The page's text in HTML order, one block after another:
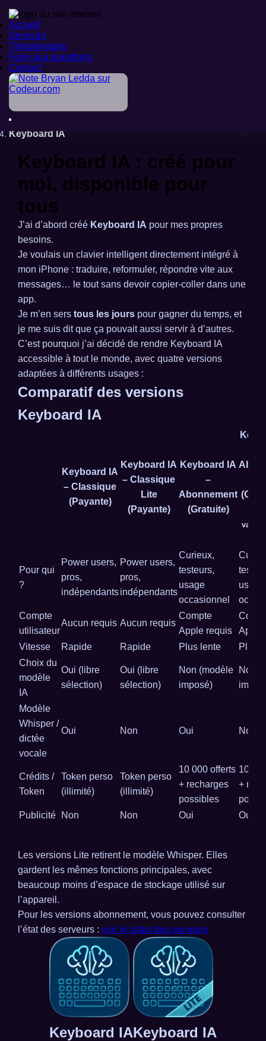
Accueil
Services
Témoignages
Foire aux questions
Contact
Accueil
Services
Témoignages
Foire aux questions
Contact
Accueil
>
Nos Produits
>
Mobile
>
Keyboard IA
Keyboard IA : créé pour
moi, disponible pour
tous
J’ai d’abord créé Keyboard IA pour mes propres
besoins.
Je voulais un clavier intelligent directement intégré à
mon iPhone : traduire, reformuler, répondre vite aux
messages… le tout sans devoir copier-coller dans une
app.
Je m’en sers tous les jours pour gagner du temps, et
je me suis dit que ça pouvait aussi servir à d’autres.
C’est pourquoi j’ai décidé de rendre Keyboard IA
accessible à tout le monde, avec quatre versions
adaptées à différents usages :
Comparatif des versions
Keyboard IA
Keyboard IA
– Classique
(Payante)
Keyboard IA
– Classique
Lite
(Payante)
Keyboard IA
–
Abonnement
(Gratuite)
Pour qui
?
Power users,
pros,
indépendants
Power users,
pros,
indépendants
Curieux,
testeurs,
usage
occasionnel
usage
Compte
utilisateur
Aucun requis Aucun requis
Compte
Apple requis
Apple
Vitesse
Rapide Rapide Plus lente
Plus
Choix du
modèle
IA
Oui (libre
sélection)
Oui (libre
sélection)
Non (modèle
imposé)
Non
Modèle
Whisper /
dictée
vocale
Oui Non Oui Non
Crédits /
Token
Token perso
(illimité)
Token perso
(illimité)
10 000 offerts
+ recharges
possibles
10
+
Publicité
Non Non Oui Oui
Les versions Lite retirent le modèle Whisper. Elles
gardent les mêmes fonctions principales, avec
beaucoup moins d’espace de stockage utilisé sur
l’appareil.
Pour les versions abonnement, vous pouvez consulter
l’état des serveurs : voir le statut des serveurs
Keyboard IAKeyboard IA